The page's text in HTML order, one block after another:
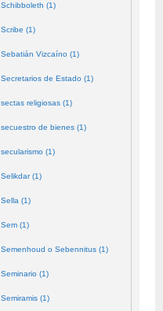
Schibboleth (1)
Scribe (1)
Sebatián Vizcaíno (1)
Secretarios de Estado (1)
sectas religiosas (1)
secuestro de bienes (1)
secularismo (1)
Selikdar (1)
Sella (1)
Sem (1)
Semenhoud o Sebennitus (1)
Seminario (1)
Semiramis (1)